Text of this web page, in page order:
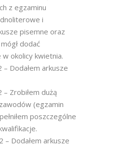
z egzaminu
i
pisemne oraz
dodać
okolicy kwietnia.
Dodałem arkusze
Zrobiłem dużą
(egzamin
poszczególne
Dodałem arkusze